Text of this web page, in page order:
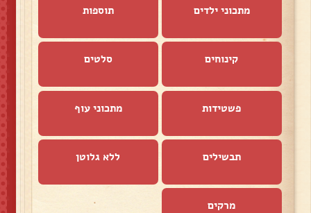
מתכוני ילדים תוספות
קינוחים סלטים
פשטידות מתכוני עוף
תבשילים ללא גלוטן
מרקים